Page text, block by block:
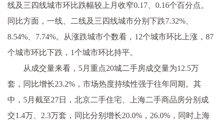
线及三四线城市环比跌幅较上月收窄0.17、0.16个百分点。
同比方面，一线、二线及三四线城市分别下跌7.32%、
8.54%、7.74%。从涨跌城市个数看，12个城市环比上涨，87
个城市环比下跌，1个城市环比持平。
从成交量来看，5月重点20城二手房成交量为12.5万
套，同比增长23.2%，市场热度持续性强于往年同期。其
中，5月截至27日，北京二手住宅、上海二手商品房分别成
交1.4万、2.3万套，同比分别增长20.0%，26.0%，同时上海